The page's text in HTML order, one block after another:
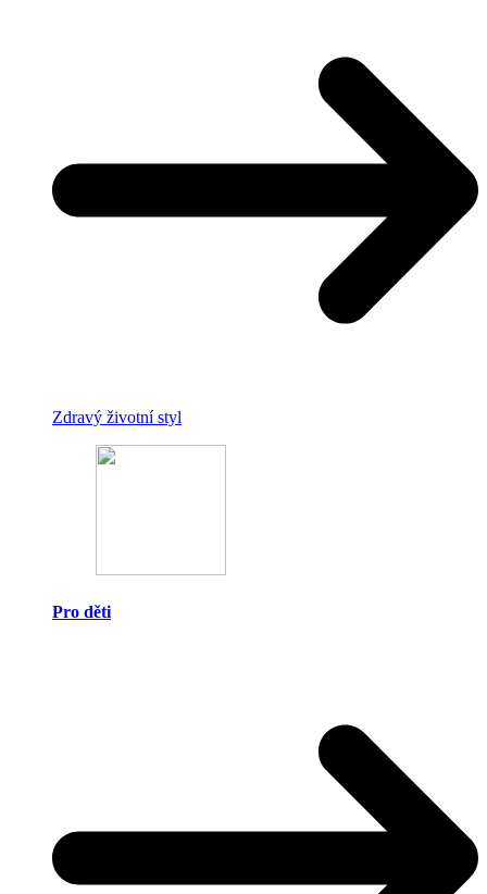
Zdravý životní styl
Pro děti